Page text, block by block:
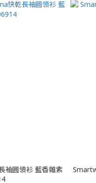
袖圓領衫 藍香雜紫